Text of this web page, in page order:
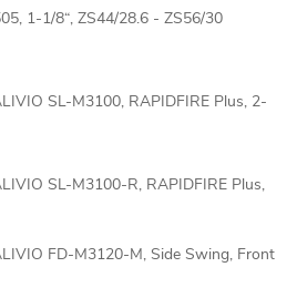
1-1/8“, ZS44/28.6 - ZS56/30
SL-M3100, RAPIDFIRE Plus, 2-
SL-M3100-R, RAPIDFIRE Plus,
FD-M3120-M, Side Swing, Front